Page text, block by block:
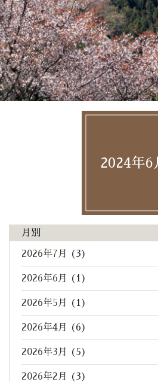
2024年6
月別
2026年7月 (3)
2026年6月 (1)
2026年5月 (1)
2026年4月 (6)
2026年3月 (5)
2026年2月 (3)